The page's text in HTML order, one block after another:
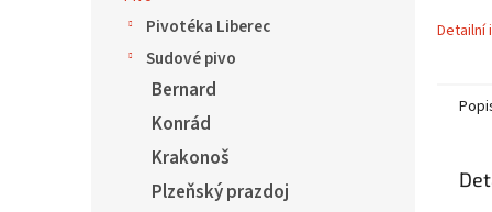
Pivotéka Liberec
Sudové pivo
Bernard
Konrád
Krakonoš
Plzeňský prazdoj
Detailní